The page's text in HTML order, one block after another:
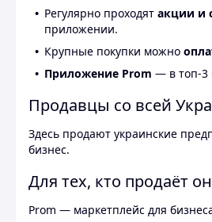
Регулярно проходят акции и
приложении.
Крупные покупки можно
Приложение Prom — в топ-3
Продавцы со всей
Здесь продают украинские
бизнес.
Для тех, кто продаёт
Prom — маркетплейс для